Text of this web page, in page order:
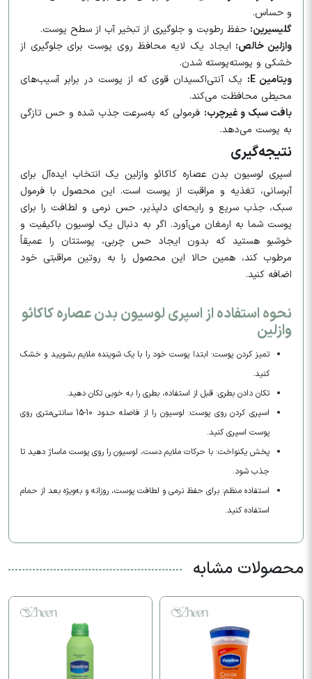
و حساس.
گلیسیرین: حفظ رطوبت و جلوگیری از تبخیر آب از سطح پوست.
وازلین خالص: ایجاد یک لایه محافظ روی پوست برای جلوگیری از
خشکی و پوسته‌پوسته شدن.
ویتامین E:
یک آنتی‌اکسیدان قوی که از پوست در برابر آسیب‌های
محیطی محافظت می‌کند.
بافت سبک و غیرچرب: فرمولی که به‌سرعت جذب شده و حس تازگی
به پوست می‌دهد.
نتیجه‌گیری
اسپری لوسیون بدن عصاره کاکائو وازلین یک انتخاب ایده‌آل برای
آبرسانی، تغذیه و مراقبت از پوست است. این محصول با فرمول
سبک، جذب سریع و رایحه‌ای دلپذیر، حس نرمی و لطافت را برای
پوست شما به ارمغان می‌آورد. اگر به دنبال یک لوسیون باکیفیت و
خوشبو هستید که بدون ایجاد حس چربی، پوستتان را عمیقاً
مرطوب کند، همین حالا این محصول را به روتین مراقبتی خود
اضافه کنید.
نحوه استفاده از اسپری لوسیون بدن عصاره کاکائو
وازلین
تمیز کردن پوست: ابتدا پوست خود را با یک شوینده ملایم بشویید و خشک
کنید.
تکان دادن بطری: قبل از استفاده، بطری را به خوبی تکان دهید.
اسپری کردن روی پوست: لوسیون را از فاصله حدود 10-15 سانتی‌متری روی
پوست اسپری کنید.
پخش یکنواخت: با حرکات ملایم دست، لوسیون را روی پوست ماساژ دهید تا
جذب شود.
استفاده منظم: برای حفظ نرمی و لطافت پوست، روزانه و به‌ویژه بعد از حمام
استفاده کنید.
محصولات مشابه